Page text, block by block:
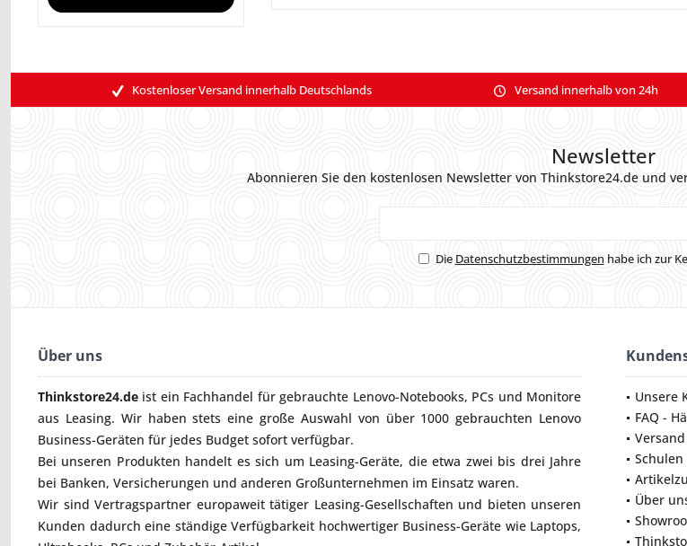
Kostenloser Versand innerhalb Deutschlands Versand innerhalb von 24h
Newsletter
Abonnieren Sie den kostenlosen Newsletter von Thinkstore24.de und
Die Datenschutzbestimmungen habe ich zur
Über uns
Thinkstore24.de ist ein Fachhandel für gebrauchte Lenovo-Notebooks, PCs und Monitore
aus Leasing. Wir haben stets eine große Auswahl von über 1000 gebrauchten Lenovo
Business-Geräten für jedes Budget sofort verfügbar.
Bei unseren Produkten handelt es sich um Leasing-Geräte, die etwa zwei bis drei Jahre
bei Banken, Versicherungen und anderen Großunternehmen im Einsatz waren.
Wir sind Vertragspartner europaweit tätiger Leasing-Gesellschaften und bieten unseren
Kunden dadurch eine ständige Verfügbarkeit hochwertiger Business-Geräte wie Laptops,
Unsere
FAQ -
Über